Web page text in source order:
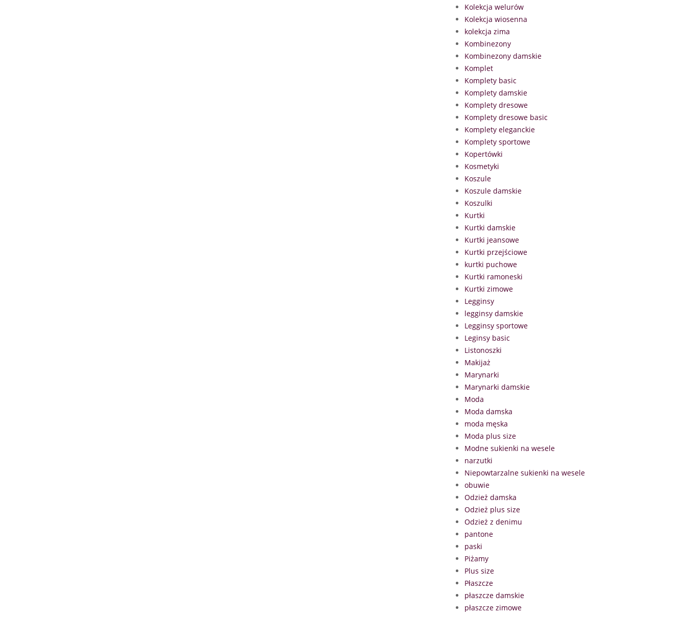
Kolekcja welurów
Kolekcja wiosenna
kolekcja zima
Kombinezony
Kombinezony damskie
Komplet
Komplety basic
Komplety damskie
Komplety dresowe
Komplety dresowe basic
Komplety eleganckie
Komplety sportowe
Kopertówki
Kosmetyki
Koszule
Koszule damskie
Koszulki
Kurtki
Kurtki damskie
Kurtki jeansowe
Kurtki przejściowe
kurtki puchowe
Kurtki ramoneski
Kurtki zimowe
Legginsy
legginsy damskie
Legginsy sportowe
Leginsy basic
Listonoszki
Makijaż
Marynarki
Marynarki damskie
Moda
Moda damska
moda męska
Moda plus size
Modne sukienki na wesele
narzutki
Niepowtarzalne sukienki na wesele
obuwie
Odzież damska
Odzież plus size
Odzież z denimu
pantone
paski
Piżamy
Plus size
Płaszcze
płaszcze damskie
płaszcze zimowe